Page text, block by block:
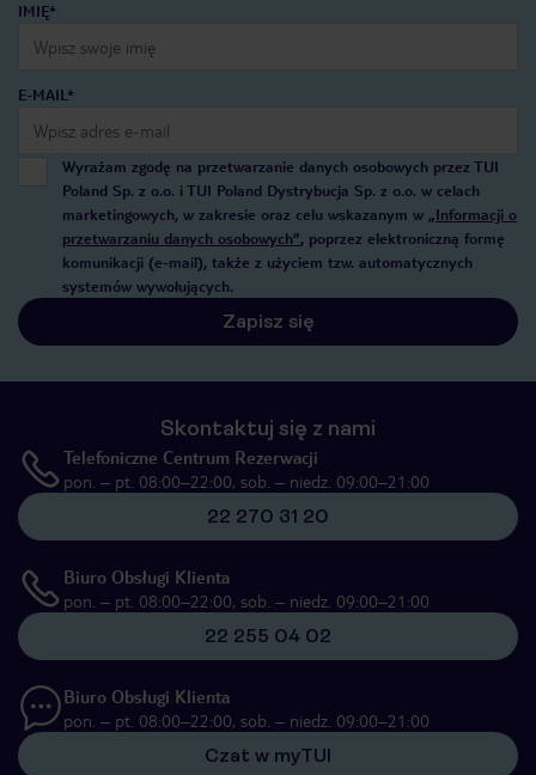
IMIĘ*
E-MAIL*
Wyrażam zgodę na przetwarzanie danych osobowych przez TUI
Poland Sp. z o.o. i TUI Poland Dystrybucja Sp. z o.o. w celach
marketingowych, w zakresie oraz celu wskazanym w „Informacji o
przetwarzaniu danych osobowych”, poprzez elektroniczną formę
komunikacji (e-mail), także z użyciem tzw. automatycznych
systemów wywołujących.
Zapisz się
Skontaktuj się z nami
Telefoniczne Centrum Rezerwacji
pon. – pt. 08:00–22:00, sob. – niedz. 09:00–21:00
22 270 31 20
Biuro Obsługi Klienta
pon. – pt. 08:00–22:00, sob. – niedz. 09:00–21:00
22 255 04 02
Biuro Obsługi Klienta
pon. – pt. 08:00–22:00, sob. – niedz. 09:00–21:00
Czat w myTUI